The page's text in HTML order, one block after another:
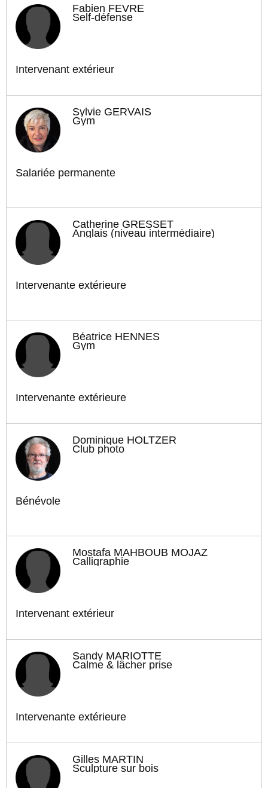
Fabien FEVRE
Self-défense
Intervenant extérieur
Sylvie GERVAIS
Gym
Salariée permanente
Catherine GRESSET
Anglais (niveau intermédiaire)
Intervenante extérieure
Béatrice HENNES
Gym
Intervenante extérieure
Dominique HOLTZER
Club photo
Bénévole
Mostafa MAHBOUB MOJAZ
Calligraphie
Intervenant extérieur
Sandy MARIOTTE
Calme & lâcher prise
Intervenante extérieure
Gilles MARTIN
Sculpture sur bois